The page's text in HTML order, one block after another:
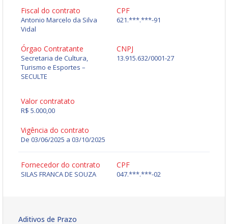
Fiscal do contrato
Antonio Marcelo da Silva
Vidal
CPF
621.***.***-91
Órgao Contratante
Secretaria de Cultura,
Turismo e Esportes –
SECULTE
CNPJ
13.915.632/0001-27
Valor contratato
R$ 5.000,00
Vigência do contrato
De 03/06/2025 a 03/10/2025
Fornecedor do contrato
SILAS FRANCA DE SOUZA
CPF
047.***.***-02
Aditivos de Prazo